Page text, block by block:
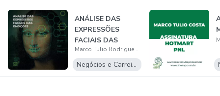
ANÁLISE DAS
EXPRESSÕES
FACIAIS DAS
EMOÇÕES
Marco Tulio Rodrigues Costa
Negócios e Carreira